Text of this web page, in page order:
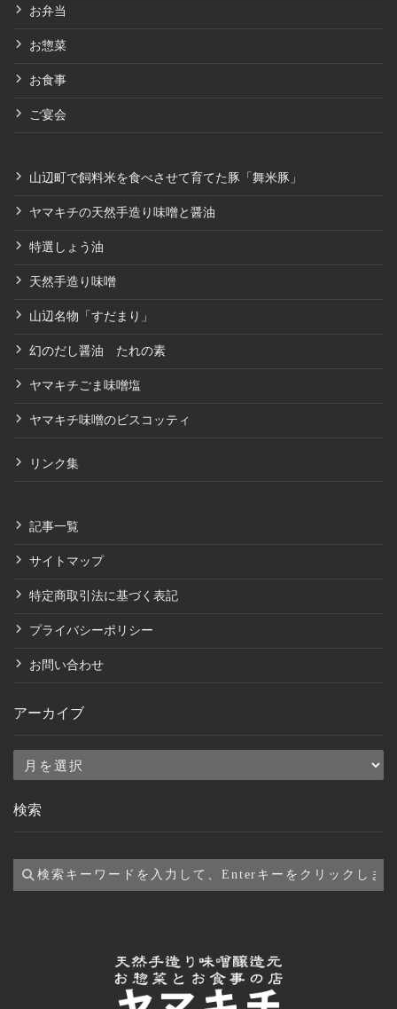
お弁当
お惣菜
お食事
ご宴会
山辺町で飼料米を食べさせて育てた豚「舞米豚」
ヤマキチの天然手造り味噌と醤油
特選しょう油
天然手造り味噌
山辺名物「すだまり」
幻のだし醤油 たれの素
ヤマキチごま味噌塩
ヤマキチ味噌のビスコッティ
リンク集
記事一覧
サイトマップ
特定商取引法に基づく表記
プライバシーポリシー
お問い合わせ
アーカイブ
ア
カ
ブ
検索